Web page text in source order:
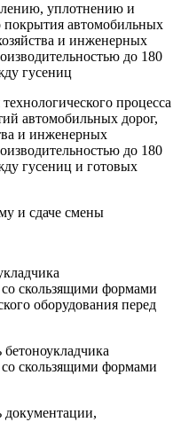
уплотнению и
автомобильных
и инженерных
до 180
гусениц
процесса
автомобильных дорог,
и инженерных
до 180
гусениц и готовых
и сдаче смены
скользящими формами
оборудования перед
скользящими формами
документации,